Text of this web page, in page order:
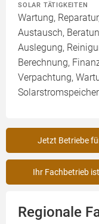
SOLAR TÄTIGKEITEN
Wartung,
Austausch,
Auslegung,
Berechnung,
Verpachtung,
Jetzt Betriebe
Ihr Fachbetrieb
Regionale